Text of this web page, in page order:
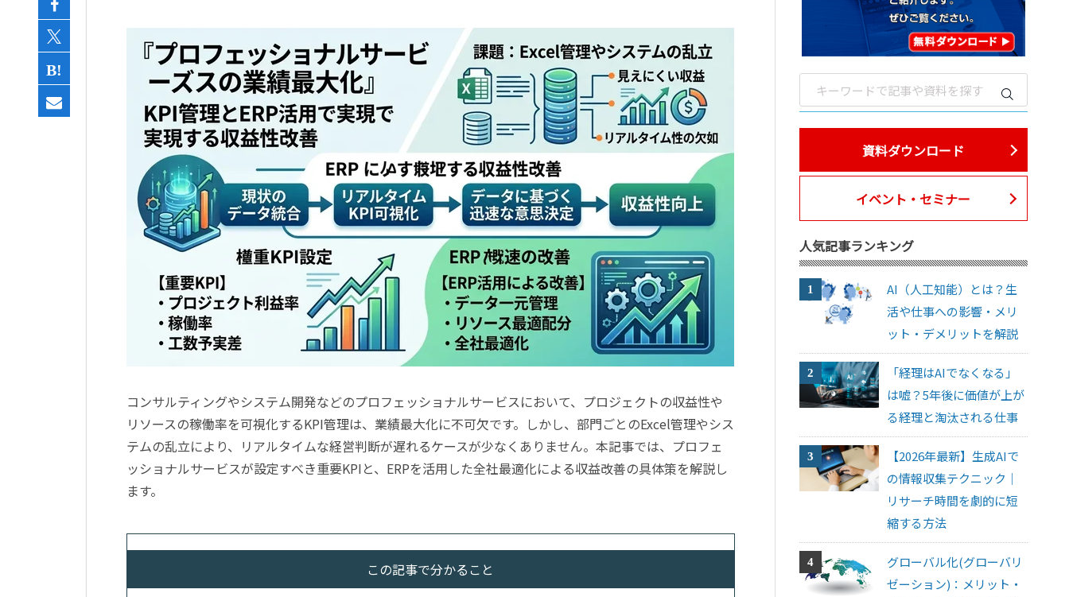
BPR／業務改善
コンサルティングやシステム開発などのプロフェッショナルサービスにおいて、プロジェクトの収益性や
リソースの稼働率を可視化するKPI管理は、業績最大化に不可欠です。しかし、部門ごとのExcel管理やシス
テムの乱立により、リアルタイムな経営判断が遅れるケースが少なくありません。本記事では、プロフェ
ッショナルサービスが設定すべき重要KPIと、ERPを活用した全社最適化による収益改善の具体策を解説し
ます。
この記事で分かること
資料ダウンロード
イベント・セミナー
人気記事ランキング
AI（人工知能）とは？生
活や仕事への影響・メリ
ット・デメリットを解説
「経理はAIでなくなる」
は嘘？5年後に価値が上が
る経理と淘汰される仕事
【2026年最新】生成AIで
の情報収集テクニック｜
リサーチ時間を劇的に短
縮する方法
グローバル化(グローバリ
ゼーション)：メリット・